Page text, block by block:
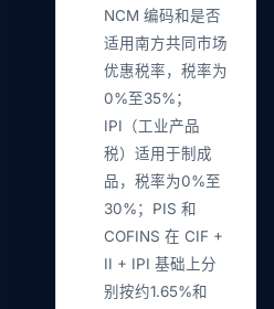
NCM 编码和是否
适用南方共同市场
优惠税率，税率为
0%至35%；
IPI（工业产品
税）适用于制成
品，税率为0%至
30%；PIS 和
COFINS 在 CIF +
II + IPI 基础上分
别按约1.65%和